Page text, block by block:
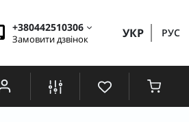
+380442510306
Замовити дзвінок УКР РУС